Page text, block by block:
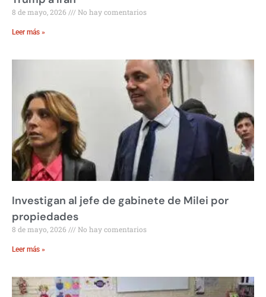
8 de mayo, 2026 No hay comentarios
Leer más »
Investigan al jefe de gabinete de Milei por
propiedades
8 de mayo, 2026 No hay comentarios
Leer más »